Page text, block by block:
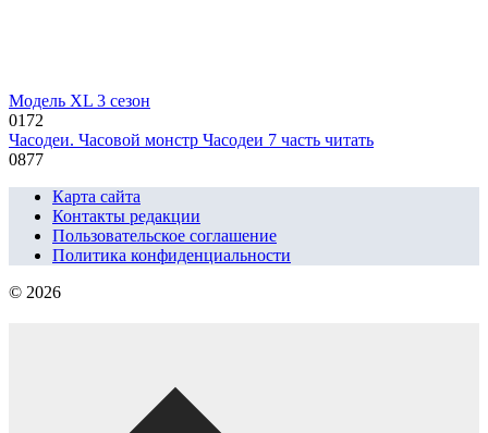
Модель XL 3 сезон
0172
Часодеи. Часовой монстр Часодеи 7 часть читать
0877
Карта сайта
Контакты редакции
Пользовательское соглашение
Политика конфиденциальности
© 2026